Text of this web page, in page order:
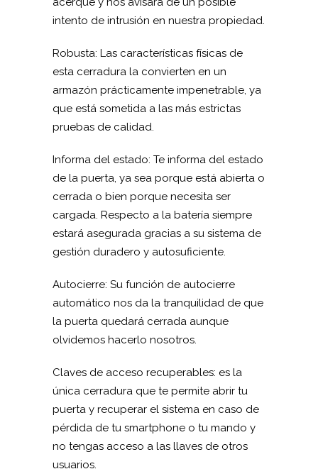
intento de intrusión en nuestra propiedad.
Robusta: Las características físicas de
esta cerradura la convierten en un
armazón prácticamente impenetrable, ya
que está sometida a las más estrictas
pruebas de calidad.
Informa del estado: Te informa del estado
de la puerta, ya sea porque está abierta o
cerrada o bien porque necesita ser
cargada. Respecto a la batería siempre
estará asegurada gracias a su sistema de
gestión duradero y autosuficiente.
Autocierre: Su función de autocierre
automático nos da la tranquilidad de que
la puerta quedará cerrada aunque
olvidemos hacerlo nosotros.
Claves de acceso recuperables: es la
única cerradura que te permite abrir tu
puerta y recuperar el sistema en caso de
pérdida de tu smartphone o tu mando y
no tengas acceso a las llaves de otros
usuarios.